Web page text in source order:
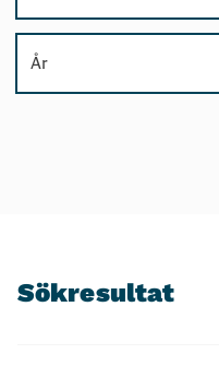
År
Sökresultat